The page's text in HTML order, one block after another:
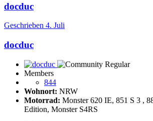
docduc
Geschrieben 4. Juli
docduc
Members
844
Wohnort: NRW
Motorrad: Monster 620 IE, 851 S 3 ,
Edition, Monster S4RS